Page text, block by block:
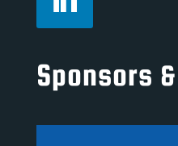
Sponsors